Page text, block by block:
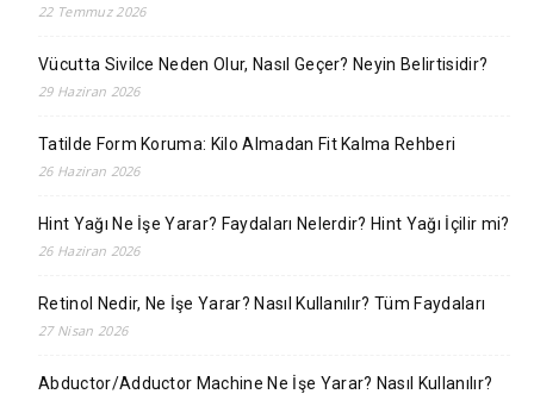
22 Temmuz 2026
Vücutta Sivilce Neden Olur, Nasıl Geçer? Neyin Belirtisidir?
29 Haziran 2026
Tatilde Form Koruma: Kilo Almadan Fit Kalma Rehberi
26 Haziran 2026
Hint Yağı Ne İşe Yarar? Faydaları Nelerdir? Hint Yağı İçilir mi?
26 Haziran 2026
Retinol Nedir, Ne İşe Yarar? Nasıl Kullanılır? Tüm Faydaları
27 Nisan 2026
Abductor/Adductor Machine Ne İşe Yarar? Nasıl Kullanılır?